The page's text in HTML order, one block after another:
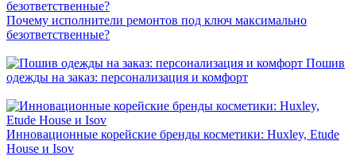
Почему исполнители ремонтов под ключ максимально
безответственные?
Пошив
одежды на заказ: персонализация и комфорт
Инновационные корейские бренды косметики: Huxley, Etude
House и Isov